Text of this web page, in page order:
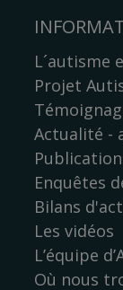
L´autisme
Projet
Actualité -
Enquêtes
Bilans
Les vidéos
L’équipe
Où nous